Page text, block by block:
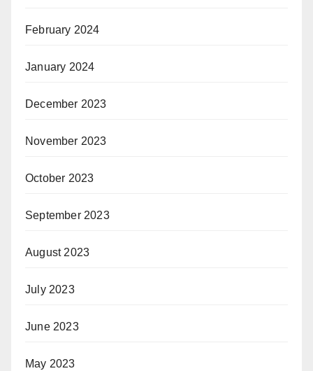
February 2024
January 2024
December 2023
November 2023
October 2023
September 2023
August 2023
July 2023
June 2023
May 2023